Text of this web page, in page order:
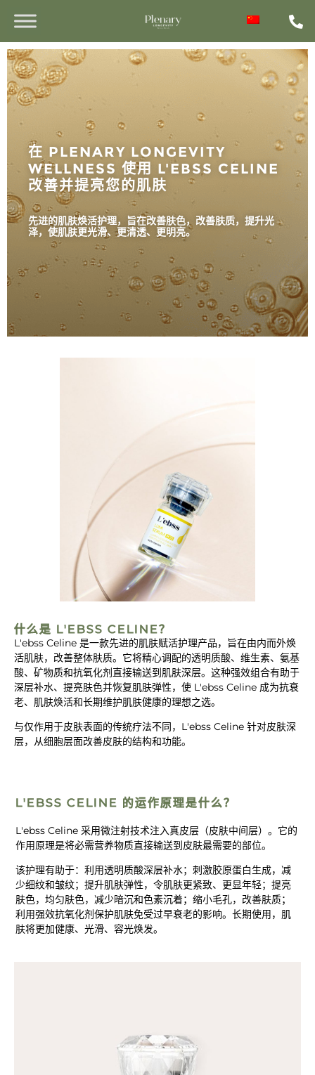
在 PLENARY LONGEVITY
WELLNESS 使用 L'EBSS CELINE
改善并提亮您的肌肤
先进的肌肤焕活护理，旨在改善肤色，改善肤质，提升光
泽，使肌肤更光滑、更清透、更明亮。
什么是 L'EBSS CELINE？
L'ebss Celine 是一款先进的肌肤赋活护理产品，旨在由内而外焕
活肌肤，改善整体肤质。它将精心调配的透明质酸、维生素、氨基
酸、矿物质和抗氧化剂直接输送到肌肤深层。这种强效组合有助于
深层补水、提亮肤色并恢复肌肤弹性，使 L'ebss Celine 成为抗衰
老、肌肤焕活和长期维护肌肤健康的理想之选。
与仅作用于皮肤表面的传统疗法不同，L'ebss Celine 针对皮肤深
层，从细胞层面改善皮肤的结构和功能。
L'EBSS CELINE 的运作原理是什么？
L'ebss Celine 采用微注射技术注入真皮层（皮肤中间层）。它的
作用原理是将必需营养物质直接输送到皮肤最需要的部位。
该护理有助于：利用透明质酸深层补水；刺激胶原蛋白生成，减
少细纹和皱纹；提升肌肤弹性，令肌肤更紧致、更显年轻；提亮
肤色，均匀肤色，减少暗沉和色素沉着；缩小毛孔，改善肤质；
利用强效抗氧化剂保护肌肤免受过早衰老的影响。长期使用，肌
肤将更加健康、光滑、容光焕发。